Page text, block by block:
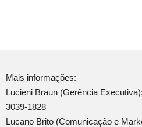
Mais informações:
Lucieni Braun (Gerência
3039-1828
Lucano Brito (Comunicação e